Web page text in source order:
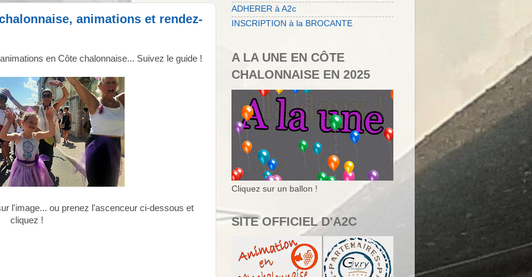
animations et rendez-
en Côte chalonnaise... Suivez le guide !
l'image... ou prenez l'ascenceur ci-dessous et
cliquez !
ADHERER à A2c
INSCRIPTION à la BROCANTE
A LA UNE EN CÔTE
CHALONNAISE EN 2025
Cliquez sur un ballon !
SITE OFFICIEL D'A2C